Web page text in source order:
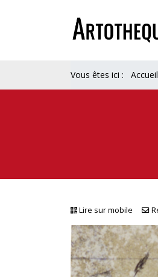
Vous êtes ici : Accueil
Lire sur mobile